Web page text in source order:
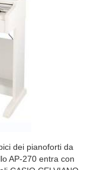
dei pianoforti da
AP-270 entra con